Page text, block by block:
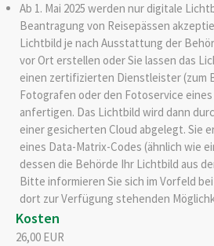
Ab 1. Mai 2025 werden nur digitale
Beantragung von Reisepässen
Lichtbild je nach Ausstattung der
vor Ort erstellen oder Sie lassen das
einen zertifizierten Dienstleister (zum
Fotografen oder den Fotoservice
anfertigen. Das Lichtbild wird dann
einer gesicherten Cloud abgelegt. Sie
eines Data-Matrix-Codes (ähnlich wie
dessen die Behörde Ihr Lichtbild aus
Bitte informieren Sie sich im Vorfeld
dort zur Verfügung stehenden
Kosten
26,00 EUR